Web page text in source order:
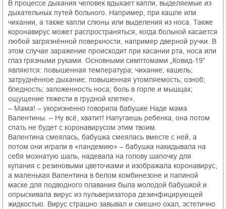
В процессе дыхания человек вдыхает капли, выделяемые из
дыхательных путей больного. Например, при кашле или
чихании, а также капли слюны или выделения из носа. Также
коронавирус может распространяться, когда больной касается
любой загрязнённой поверхности, например дверной ручки. В
этом случае заражение происходит при касании рта, носа или
глаз грязными руками. Основными симптомами „Ковид-19“
являются: повышенная температура; чихание; кашель;
затруднённое дыхание; повышенная утомляемость; озноб;
бледность; заложенность носа; боль в горле и мышцах;
ощущение тяжести в грудной клетке».
– Мама! – укоризненно говорила бабушке Наде мама
Валентины. – Ну всё, хватит! Напугаешь ребенка, она потом
спать не будет с коронавирусом этим твоим.
Валентина смеялась, бабушка смеялась вместе с ней, а
потом они играли в «пандемию» – бабушка накидывала на
себя мохнатую шаль, надевала на голову шапочку для
купания с резиновыми цветочками и изображала коронавирус,
а маленькая Валентина в белом комбинезоне и папиной
маске для подводного плавания была молодой бабушкой и
опрыскивала вирус из пульверизатора дезинфицирующей
жидкостью. Вирус страшно завывал и смешно охал, эстетично